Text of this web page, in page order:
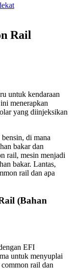
Rail
untuk kendaraan
menerapkan
yang diinjeksikan
di mana
bakar dan
rail, mesin menjadi
bakar. Lantas,
rail dan apa
(Bahan
EFI
untuk menyuplai
rail dan